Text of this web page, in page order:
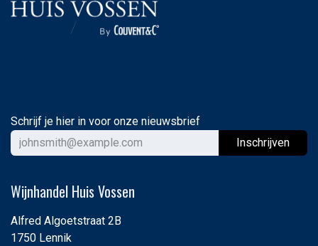
Schrijf je hier in voor onze nieuwsbrief
Inschrijven
Wijnhandel Huis Vossen
Alfred Algoetstraat 2B
1750 Lennik